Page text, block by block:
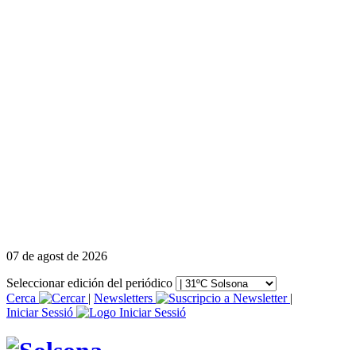
07 de agost de 2026
Seleccionar edición del periódico
Cerca
| Newsletters
|
Iniciar Sessió